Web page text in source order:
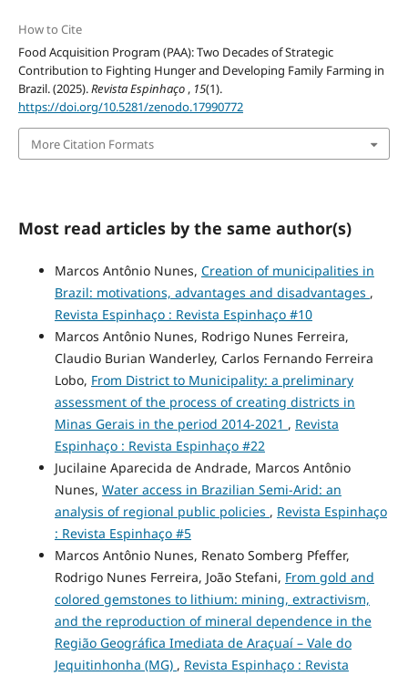
How to Cite
Food Acquisition Program (PAA): Two Decades of Strategic
Contribution to Fighting Hunger and Developing Family Farming in
Brazil. (2025).Revista Espinhaço , 15(1).
https://doi.org/10.5281/zenodo.17990772
More Citation Formats
Most read articles by the same author(s)
Marcos Antônio Nunes, Creation of municipalities in
Brazil: motivations, advantages and disadvantages ,
Revista Espinhaço : Revista Espinhaço #10
Marcos Antônio Nunes, Rodrigo Nunes Ferreira,
Claudio Burian Wanderley, Carlos Fernando Ferreira
Lobo, From District to Municipality: a preliminary
assessment of the process of creating districts in
Minas Gerais in the period 2014-2021 , Revista
Espinhaço : Revista Espinhaço #22
Jucilaine Aparecida de Andrade, Marcos Antônio
Nunes, Water access in Brazilian Semi-Arid: an
analysis of regional public policies , Revista Espinhaço
: Revista Espinhaço #5
Marcos Antônio Nunes, Renato Somberg Pfeffer,
Rodrigo Nunes Ferreira, João Stefani, From gold and
colored gemstones to lithium: mining, extractivism,
and the reproduction of mineral dependence in the
Região Geográfica Imediata de Araçuaí – Vale do
Jequitinhonha (MG) , Revista Espinhaço : Revista